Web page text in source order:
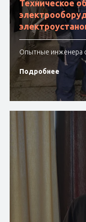
Техническое
Опытные инженера
Подробнее